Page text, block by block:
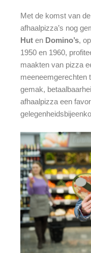
Met de komst van
afhaalpizza’s nog
Hut en Domino’s,
1950 en 1960,
maakten van pizza
meeneemgerechten
gemak,
afhaalpizza een